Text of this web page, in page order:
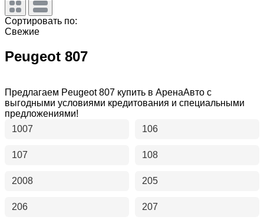
Сортировать по:
Свежие
Peugeot 807
Предлагаем Peugeot 807 купить в АренаАвто с
выгодными условиями кредитования и специальными
предложениями!
1007
106
107 108
2008 205
206 207